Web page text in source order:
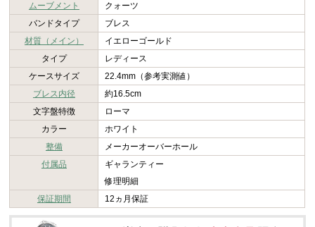
ムーブメント
クォーツ
バンドタイプ
ブレス
材質（メイン）
イエローゴールド
タイプ
レディース
ケースサイズ
22.4mm（参考実測値）
ブレス内径
約16.5cm
文字盤特徴
ローマ
カラー
ホワイト
整備
メーカーオーバーホール
付属品
ギャランティー
修理明細
保証期間
12ヵ月保証